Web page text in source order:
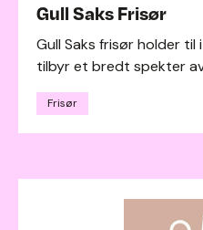
Gull Saks Frisør
Gull Saks frisør holder til
tilbyr et bredt spekter
Frisør